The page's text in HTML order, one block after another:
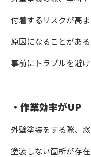
付着するリスクが高
原因になることがあ
事前にトラブルを避け
・作業効率がUP
外壁塗装をする際、
塗装しない箇所が存